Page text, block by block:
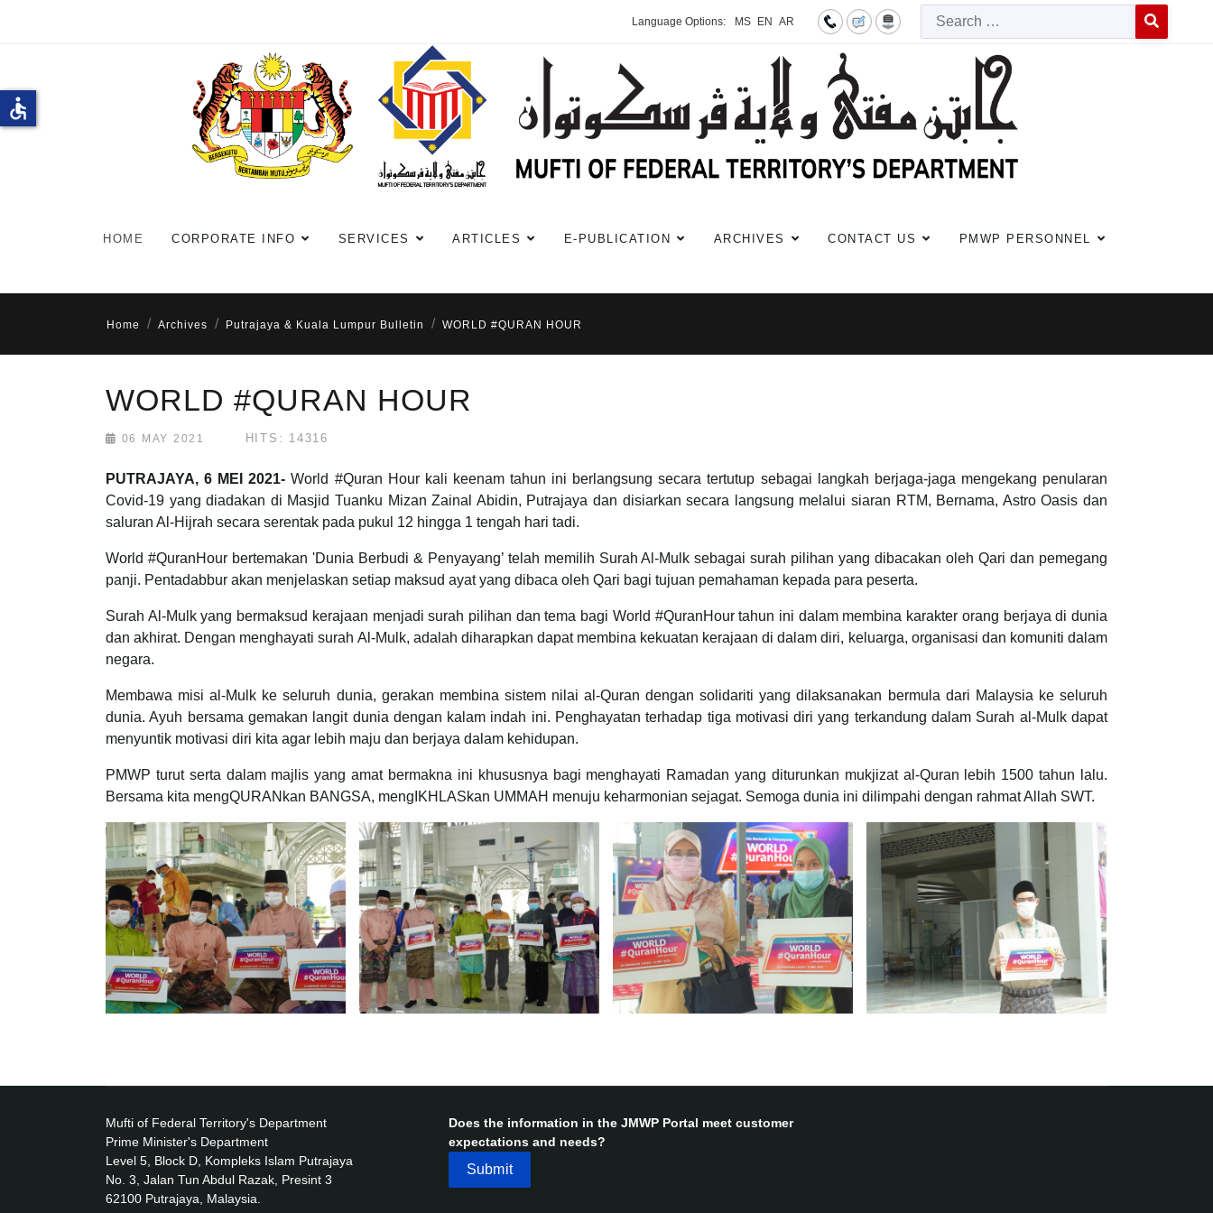
Language Options: MS EN AR
HOME CORPORATE INFO SERVICES ARTICLES E-PUBLICATION ARCHIVES CONTACT US PMWP PERSONNEL
Home Archives Putrajaya & Kuala Lumpur Bulletin WORLD #QURAN HOUR
WORLD #QURAN HOUR
06 MAY 2021 HITS: 14316
PUTRAJAYA, 6 MEI 2021- World #Quran Hour kali keenam tahun ini berlangsung secara tertutup sebagai langkah berjaga-jaga mengekang penularan
Covid-19 yang diadakan di Masjid Tuanku Mizan Zainal Abidin, Putrajaya dan disiarkan secara langsung melalui siaran RTM, Bernama, Astro Oasis dan
saluran Al-Hijrah secara serentak pada pukul 12 hingga 1 tengah hari tadi.
World #QuranHour bertemakan 'Dunia Berbudi & Penyayang’ telah memilih Surah Al-Mulk sebagai surah pilihan yang dibacakan oleh Qari dan pemegang
panji. Pentadabbur akan menjelaskan setiap maksud ayat yang dibaca oleh Qari bagi tujuan pemahaman kepada para peserta.
Surah Al-Mulk yang bermaksud kerajaan menjadi surah pilihan dan tema bagi World #QuranHour tahun ini dalam membina karakter orang berjaya di dunia
dan akhirat. Dengan menghayati surah Al-Mulk, adalah diharapkan dapat membina kekuatan kerajaan di dalam diri, keluarga, organisasi dan komuniti dalam
negara.
Membawa misi al-Mulk ke seluruh dunia, gerakan membina sistem nilai al-Quran dengan solidariti yang dilaksanakan bermula dari Malaysia ke seluruh
dunia. Ayuh bersama gemakan langit dunia dengan kalam indah ini. Penghayatan terhadap tiga motivasi diri yang terkandung dalam Surah al-Mulk dapat
menyuntik motivasi diri kita agar lebih maju dan berjaya dalam kehidupan.
PMWP turut serta dalam majlis yang amat bermakna ini khususnya bagi menghayati Ramadan yang diturunkan mukjizat al-Quran lebih 1500 tahun lalu.
Bersama kita mengQURANkan BANGSA, mengIKHLASkan UMMAH menuju keharmonian sejagat. Semoga dunia ini dilimpahi dengan rahmat Allah SWT.
Mufti of Federal Territory's Department
Prime Minister's Department
Level 5, Block D, Kompleks Islam Putrajaya
No. 3, Jalan Tun Abdul Razak, Presint 3
62100 Putrajaya, Malaysia.
Does the information in the JMWP Portal meet customer
expectations and needs?
accessible